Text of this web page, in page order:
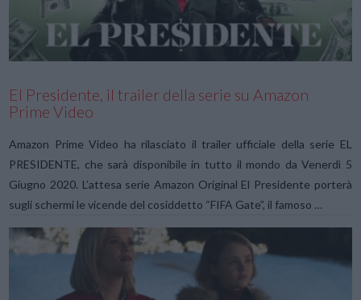
El Presidente, il trailer della serie su Amazon
Prime Video
Amazon Prime Video ha rilasciato il trailer ufficiale della serie EL
PRESIDENTE, che sarà disponibile in tutto il mondo da Venerdì 5
Giugno 2020. L’attesa serie Amazon Original El Presidente porterà
sugli schermi le vicende del cosiddetto “FIFA Gate”, il famoso …